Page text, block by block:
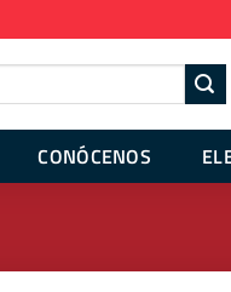
CONÓCENOS